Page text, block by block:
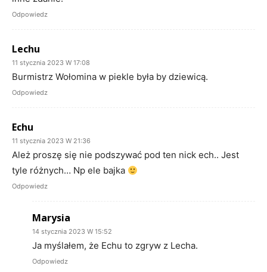
Odpowiedz
Lechu
11 stycznia 2023 W 17:08
Burmistrz Wołomina w piekle była by dziewicą.
Odpowiedz
Echu
11 stycznia 2023 W 21:36
Ależ proszę się nie podszywać pod ten nick ech.. Jest
tyle różnych… Np ele bajka
Odpowiedz
Marysia
14 stycznia 2023 W 15:52
Ja myślałem, że Echu to zgryw z Lecha.
Odpowiedz